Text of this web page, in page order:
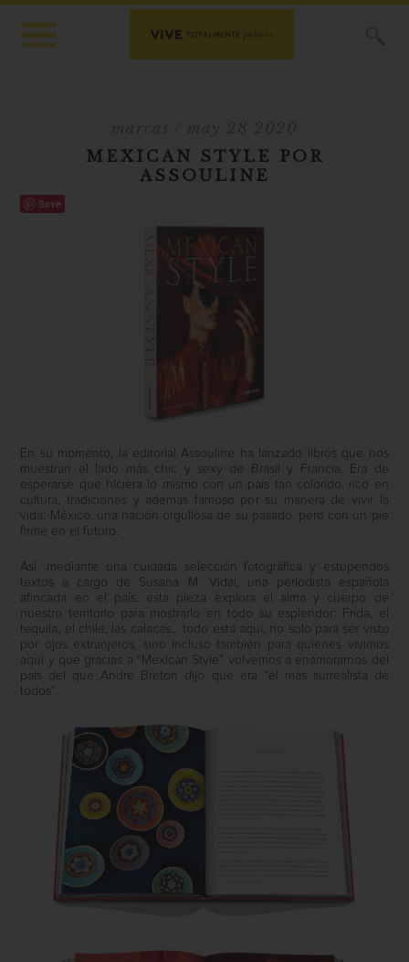
MEXICAN STYLE POR
ASSOULINE
Save
En su momento, la editorial Assouline ha lanzado libros que nos
muestran el lado más chic y sexy de Brasil y Francia. Era de
esperarse que hiciera lo mismo con un país tan colorido, rico en
cultura, tradiciones y además famoso por su manera de vivir la
vida: México, una nación orgullosa de su pasado, pero con un pie
firme en el futuro.
Así, mediante una cuidada selección fotográfica y estupendos
textos a cargo de Susana M. Vidal, una periodista española
afincada en el país, esta pieza explora el alma y cuerpo de
nuestro territorio para mostrarlo en todo su esplendor: Frida, el
tequila, el chile, las calacas… todo está aquí, no solo para ser visto
por ojos extranjeros, sino incluso también para quienes vivimos
aquí y que gracias a “Mexican Style” volvemos a enamorarnos del
país del que André Breton dijo que era “el más surrealista de
todos”.